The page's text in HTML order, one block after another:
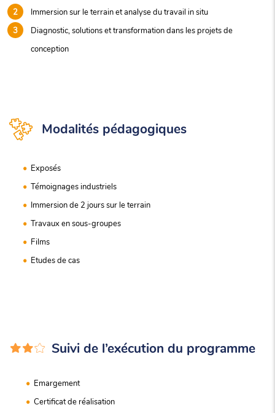
Immersion sur le terrain et analyse du travail in situ
Diagnostic, solutions et transformation dans les projets de
conception
Modalités pédagogiques
Exposés
Témoignages industriels
Immersion de 2 jours sur le terrain
Travaux en sous-groupes
Films
Etudes de cas
Suivi de l’exécution du programme
Emargement
Certificat de réalisation